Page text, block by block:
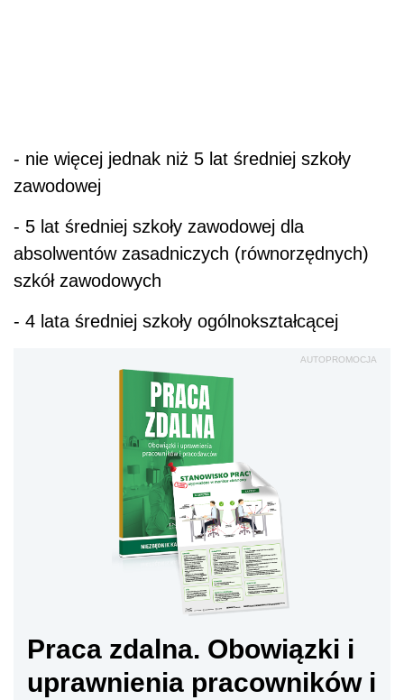
- nie więcej jednak niż 5 lat średniej szkoły
zawodowej
- 5 lat średniej szkoły zawodowej dla
absolwentów zasadniczych (równorzędnych)
szkół zawodowych
- 4 lata średniej szkoły ogólnokształcącej
AUTOPROMOCJA
Praca zdalna. Obowiązki i
uprawnienia pracowników i